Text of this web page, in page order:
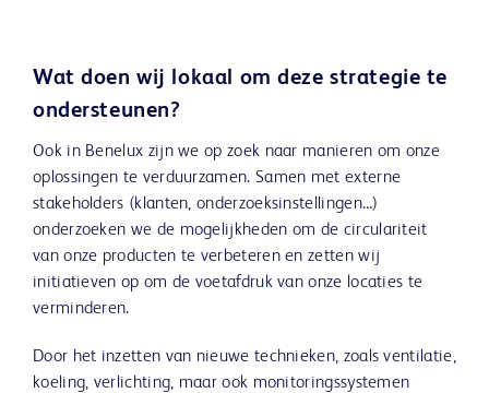
Wat doen wij lokaal om deze strategie te
ondersteunen?
Ook in Benelux zijn we op zoek naar manieren om onze
oplossingen te verduurzamen. Samen met externe
stakeholders (klanten, onderzoeksinstellingen…)
onderzoeken we de mogelijkheden om de circulariteit
van onze producten te verbeteren en zetten wij
initiatieven op om de voetafdruk van onze locaties te
verminderen.
Door het inzetten van nieuwe technieken, zoals ventilatie,
koeling, verlichting, maar ook monitoringssystemen